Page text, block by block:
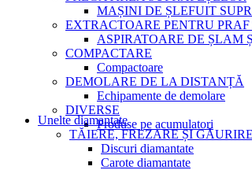
MAȘINI DE ȘLEFUIT
EXTRACTOARE PENTRU
ASPIRATOARE DE ȘLAM
COMPACTARE
Compactoare
DEMOLARE DE LA DISTANȚĂ
Echipamente de demolare
DIVERSE
Produse pe acumulatori
Unelte diamantate
TĂIERE, FREZARE ȘI GĂURIRE
Discuri diamantate
Carote diamantate